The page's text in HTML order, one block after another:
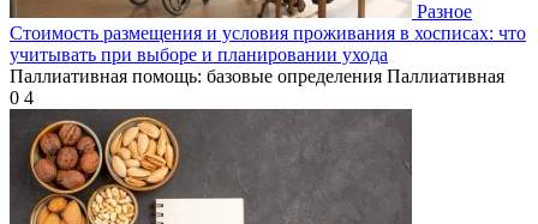
Разное
Стоимость размещения и условия проживания в хосписах: что
учитывать при выборе и планировании ухода
Паллиативная помощь: базовые определения Паллиативная
0 4